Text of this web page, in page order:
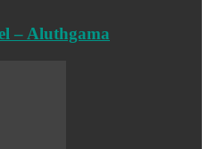
– Aluthgama